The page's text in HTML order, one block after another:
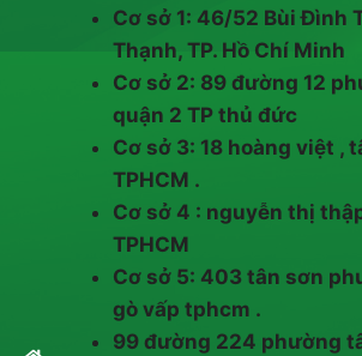
Cơ sở 1: 46/52 Bùi Đình
Thạnh, TP. Hồ Chí Minh
Cơ sở 2: 89 đường 12
quận 2 TP thủ đức
Cơ sở 3: 18 hoàng việt ,
TPHCM .
Cơ sở 4 : nguyễn thị
TPHCM
Cơ sở 5: 403 tân sơn
gò vấp tphcm .
99 đường 224 phường